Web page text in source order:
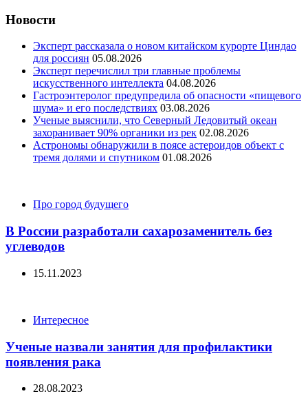
Новости
Эксперт рассказала о новом китайском курорте Циндао
для россиян 05.08.2026
Эксперт перечислил три главные проблемы
искусственного интеллекта 04.08.2026
Гастроэнтеролог предупредила об опасности «пищевого
шума» и его последствиях 03.08.2026
Ученые выяснили, что Северный Ледовитый океан
захоранивает 90% органики из рек 02.08.2026
Астрономы обнаружили в поясе астероидов объект с
тремя долями и спутником 01.08.2026
CategoriesПро город будущего
В России разработали сахарозаменитель без
углеводов
15.11.2023
CategoriesИнтересное
Ученые назвали занятия для профилактики
появления рака
28.08.2023